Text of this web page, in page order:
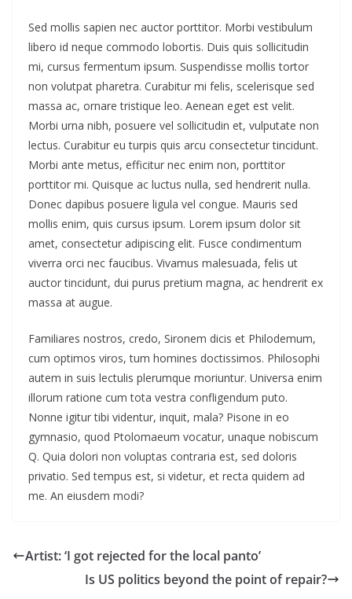
Sed mollis sapien nec auctor porttitor. Morbi vestibulum
libero id neque commodo lobortis. Duis quis sollicitudin
mi, cursus fermentum ipsum. Suspendisse mollis tortor
non volutpat pharetra. Curabitur mi felis, scelerisque sed
massa ac, ornare tristique leo. Aenean eget est velit.
Morbi urna nibh, posuere vel sollicitudin et, vulputate non
lectus. Curabitur eu turpis quis arcu consectetur tincidunt.
Morbi ante metus, efficitur nec enim non, porttitor
porttitor mi. Quisque ac luctus nulla, sed hendrerit nulla.
Donec dapibus posuere ligula vel congue. Mauris sed
mollis enim, quis cursus ipsum. Lorem ipsum dolor sit
amet, consectetur adipiscing elit. Fusce condimentum
viverra orci nec faucibus. Vivamus malesuada, felis ut
auctor tincidunt, dui purus pretium magna, ac hendrerit ex
massa at augue.
Familiares nostros, credo, Sironem dicis et Philodemum,
cum optimos viros, tum homines doctissimos. Philosophi
autem in suis lectulis plerumque moriuntur. Universa enim
illorum ratione cum tota vestra confligendum puto.
Nonne igitur tibi videntur, inquit, mala? Pisone in eo
gymnasio, quod Ptolomaeum vocatur, unaque nobiscum
Q. Quia dolori non voluptas contraria est, sed doloris
privatio. Sed tempus est, si videtur, et recta quidem ad
me. An eiusdem modi?
Artist: ‘I got rejected for the local panto’
Is US politics beyond the point of repair?